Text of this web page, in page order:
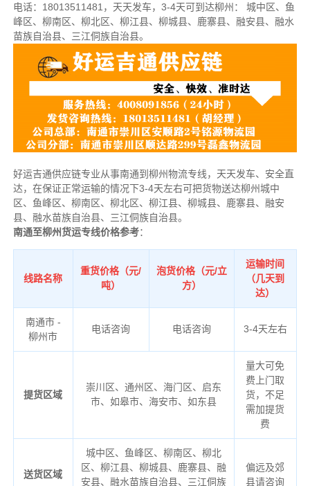
电话：18013511481 ，天天发车，3-4天可到达柳州： 城中区、鱼
峰区、柳南区、柳北区、柳江县、柳城县、鹿寨县、融安县、融水
苗族自治县、三江侗族自治县。
好运吉通供应链专业从事南通到柳州物流专线，天天发车、安全直
达，在保证正常运输的情况下3-4天左右可把货物送达柳州城中
区、鱼峰区、柳南区、柳北区、柳江县、柳城县、鹿寨县、融安
县、融水苗族自治县、三江侗族自治县。
南通至柳州货运专线价格参考：
线路名称
重货价格（元/
吨）
泡货价格（元/立
方）
运输时间
（几天到
达）
南通市 -
柳州市
电话咨询 电话咨询 3-4天左右
提货区域
崇川区、通州区、海门区、启东
市、如皋市、海安市、如东县
量大可免
费上门取
货，不足
需加提货
费
送货区域
城中区、鱼峰区、柳南区、柳北
区、柳江县、柳城县、鹿寨县、融
安县、融水苗族自治县、三江侗族
偏远及郊
县请咨询